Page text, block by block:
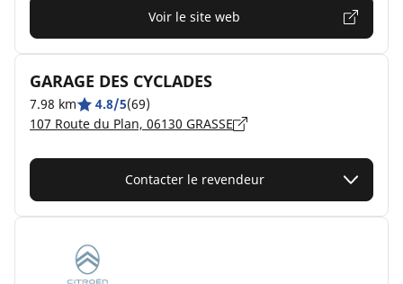
Voir le site web
GARAGE DES CYCLADES
7.98 km 4.8/5(69)
107 Route du Plan, 06130 GRASSE
Contacter le revendeur